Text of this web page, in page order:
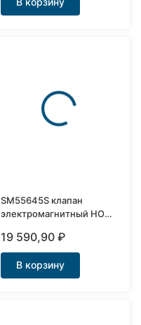
SM55645S клапан
электромагнитный НО
19 590,90₽
В корзину